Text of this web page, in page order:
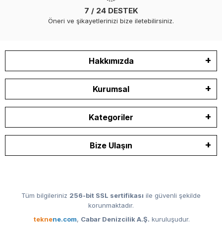
7 / 24 DESTEK
Öneri ve şikayetlerinizi bize iletebilirsiniz.
Hakkımızda
Kurumsal
Kategoriler
Bize Ulaşın
Tüm bilgileriniz 256-bit SSL sertifikası ile güvenli şekilde
korunmaktadır.
teknene.com, Cabar Denizcilik A.Ş. kuruluşudur.